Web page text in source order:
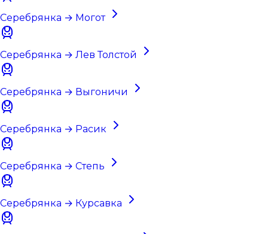
Серебрянка → Могот
Серебрянка → Лев Толстой
Серебрянка → Выгоничи
Серебрянка → Расик
Серебрянка → Степь
Серебрянка → Курсавка